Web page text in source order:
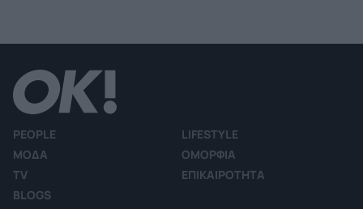
PEOPLE
LIFESTYLE
ΜΟΔΑ
ΟΜΟΡΦΙΑ
TV
ΕΠΙΚΑΙΡΟΤΗΤΑ
BLOGS